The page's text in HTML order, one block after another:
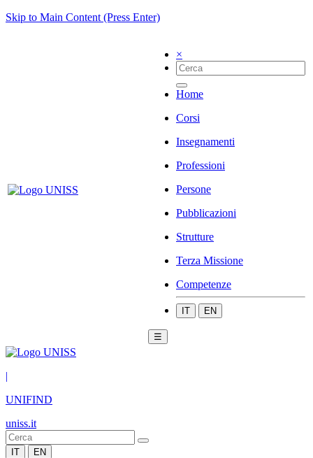
Skip to Main Content (Press Enter)
×
Home
Corsi
Insegnamenti
Professioni
Persone
Pubblicazioni
Strutture
Terza Missione
Competenze
IT EN
☰
|
UNIFIND
uniss.it
IT EN